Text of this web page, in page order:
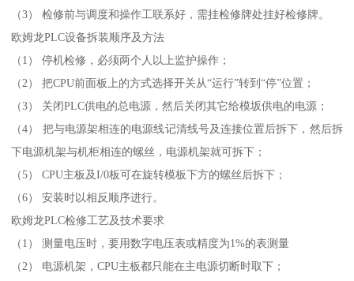
（3） 检修前与调度和操作工联系好，需挂检修牌处挂好检修牌。
欧姆龙PLC设备拆装顺序及方法
（1） 停机检修，必须两个人以上监护操作；
（2） 把CPU前面板上的方式选择开关从“运行”转到“停”位置；
（3） 关闭PLC供电的总电源，然后关闭其它给模坂供电的电源；
（4） 把与电源架相连的电源线记清线号及连接位置后拆下，然后拆
下电源机架与机柜相连的螺丝，电源机架就可拆下；
（5） CPU主板及I/0板可在旋转模板下方的螺丝后拆下；
（6） 安装时以相反顺序进行。
欧姆龙PLC检修工艺及技术要求
（1） 测量电压时，要用数字电压表或精度为1%的表测量
（2） 电源机架，CPU主板都只能在主电源切断时取下；